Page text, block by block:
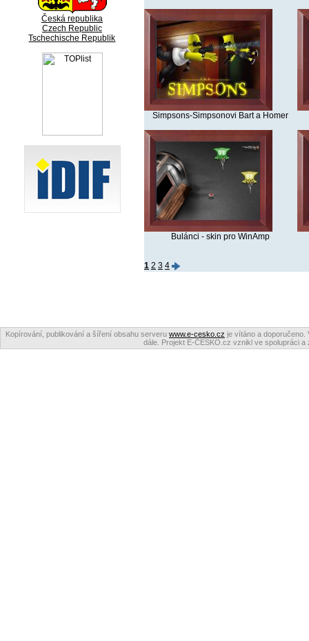
Česká republika
Czech Republic
Tschechische Republik
Simpsons-Simpsonovi Bart a Homer
Bulánci - skin pro WinAmp
1 2 3 4
Kopírování, publikování a šíření obsahu serveru www.e-cesko.cz je vítáno a doporučeno.
dále. Projekt E-ČESKO.cz vznikl ve spolupráci